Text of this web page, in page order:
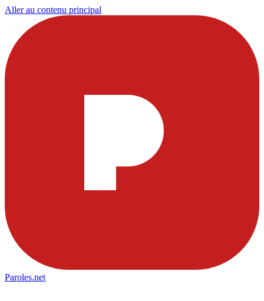
Aller au contenu principal
Paroles.net